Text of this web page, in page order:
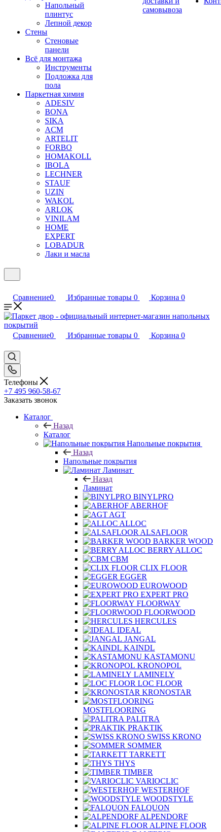
Напольный
плинтус
Лепной декор
Стены
Стеновые
панели
Всё для монтажа
Инструменты
Подложка для
пола
Паркетная химия
ADESIV
BONA
SIKA
ACM
ARTELIT
FORBO
HOMAKOLL
IBOLA
LECHNER
STAUF
UZIN
WAKOL
ARLOK
VINILAM
HOME
EXPERT
LOBADUR
Лаки и масла
самовывоза
Сравнение0 Избранные товары 0 Корзина 0
Сравнение0 Избранные товары 0 Корзина 0
Телефоны
+7 495 960-58-67
Заказать звонок
Каталог
Назад
Каталог
Напольные покрытия
Назад
Напольные покрытия
Ламинат
Назад
Ламинат
BINYLPRO
ABERHOF
AGT
ALLOC
ALSAFLOOR
BARKER WOOD
BERRY ALLOC
CBM
CLIX FLOOR
EGGER
EUROWOOD
EXPERT PRO
FLOORWAY
FLOORWOOD
HERCULES
IDEAL
JANGAL
KAINDL
KASTAMONU
KRONOPOL
LAMINELY
LOC FLOOR
KRONOSTAR
MOSTFLOORING
PALITRA
PRAKTIK
SWISS KRONO
SOMMER
TARKETT
THYS
TIMBER
VARIOCLIC
WESTERHOF
WOODSTYLE
FALQUON
ALPENDORF
ALPINE FLOOR